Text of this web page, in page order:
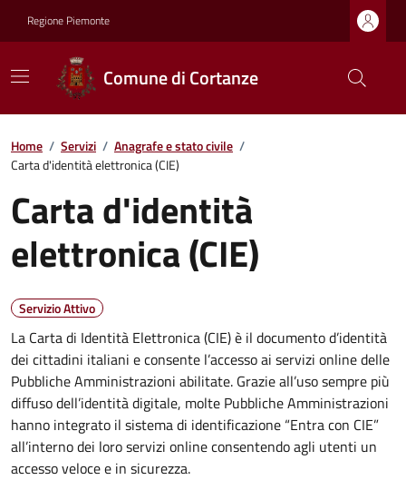
Regione Piemonte
Comune di Cortanze
Home / Servizi / Anagrafe e stato civile /
Carta d'identità elettronica (CIE)
Carta d'identità
elettronica (CIE)
Servizio Attivo
La Carta di Identità Elettronica (CIE) è il documento d’identità
dei cittadini italiani e consente l’accesso ai servizi online delle
Pubbliche Amministrazioni abilitate. Grazie all’uso sempre più
diffuso dell’identità digitale, molte Pubbliche Amministrazioni
hanno integrato il sistema di identificazione “Entra con CIE”
all’interno dei loro servizi online consentendo agli utenti un
accesso veloce e in sicurezza.